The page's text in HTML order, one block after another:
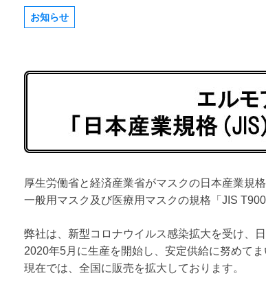
お知らせ
厚生労働省と経済産業省がマスクの日本産業規
一般用マスク及び医療用マスクの規格「JIS
弊社は、新型コロナウイルス感染拡大を受け、
2020年5月に生産を開始し、安定供給に努めてま
現在では、全国に販売を拡大しております。